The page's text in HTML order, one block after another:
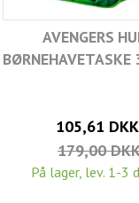
AVENGERS
BØRNEHAVETASKE
105,61 DKK
179,00
På lager, lev. 1-3